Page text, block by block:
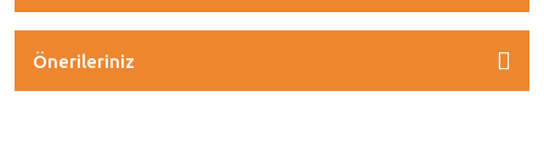
Önerileriniz